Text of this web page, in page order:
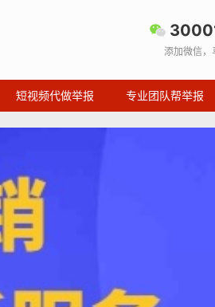
添加微信，
短视频代做举报 专业团队帮举报